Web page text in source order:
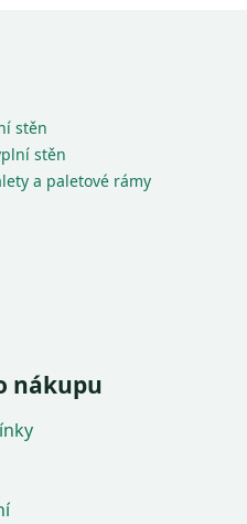
stěn
stěn
a paletové rámy
nákupu